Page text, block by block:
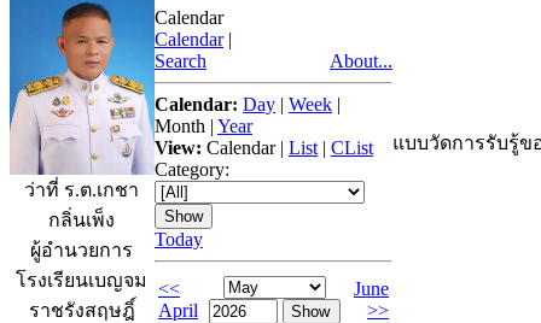
ว่าที่ ร.ต.เกชา
กลิ่นเพ็ง
ผู้อำนวยการ
โรงเรียนเบญจม
ราชรังสฤษฎิ์
Calendar
Calendar |
Search
About...
Calendar: Day | Week |
Month | Year
View: Calendar| List | CList
Category:
Today
<<
April
June
>>
แบบวัดการรับรู้ข